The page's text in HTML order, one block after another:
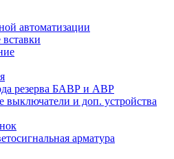
автоматизации
резерва БАВР и АВР
выключатели и доп. устройства
арматура